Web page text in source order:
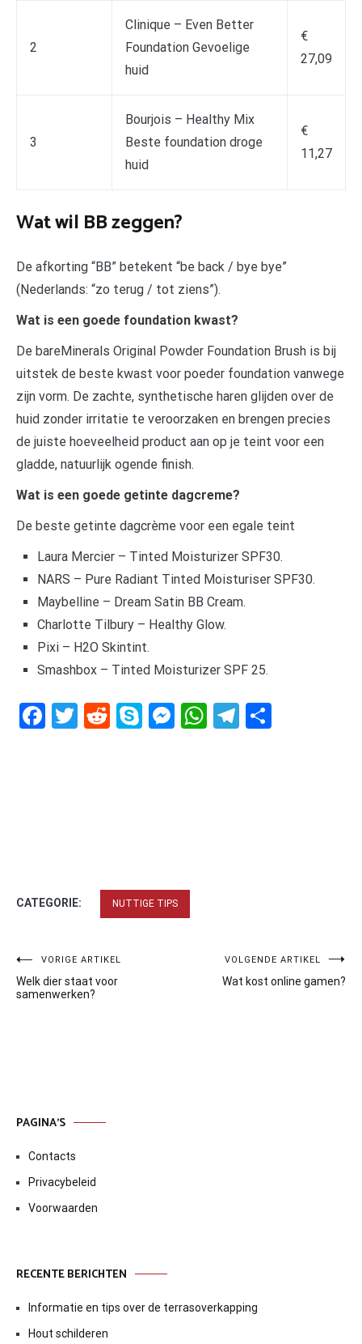
2
Clinique – Even Better
Foundation Gevoelige
huid
€
27,09
3
Bourjois – Healthy Mix
Beste foundation droge
huid
€
11,27
Wat wil BB zeggen?
De afkorting “BB” betekent “be back / bye bye”
(Nederlands: “zo terug / tot ziens”).
Wat is een goede foundation kwast?
De bareMinerals Original Powder Foundation Brush is bij
uitstek de beste kwast voor poeder foundation vanwege
zijn vorm. De zachte, synthetische haren glijden over de
huid zonder irritatie te veroorzaken en brengen precies
de juiste hoeveelheid product aan op je teint voor een
gladde, natuurlijk ogende finish.
Wat is een goede getinte dagcreme?
De beste getinte dagcrème voor een egale teint
Laura Mercier – Tinted Moisturizer SPF30.
NARS – Pure Radiant Tinted Moisturiser SPF30.
Maybelline – Dream Satin BB Cream.
Charlotte Tilbury – Healthy Glow.
Pixi – H2O Skintint.
Smashbox – Tinted Moisturizer SPF 25.
Facebook
Twitter
RedditSkypeMessenger
WhatsApp
Telegram
CATEGORIE: NUTTIGE TIPS
Bericht
navigatie
VORIGE ARTIKEL
Welk dier staat voor
samenwerken?
VOLGENDE ARTIKEL
Wat kost online gamen?
PAGINA’S
Contacts
Privacybeleid
Voorwaarden
RECENTE BERICHTEN
Informatie en tips over de terrasoverkapping
Hout schilderen